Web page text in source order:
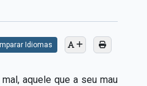
Idiomas
aquele que a seu mau